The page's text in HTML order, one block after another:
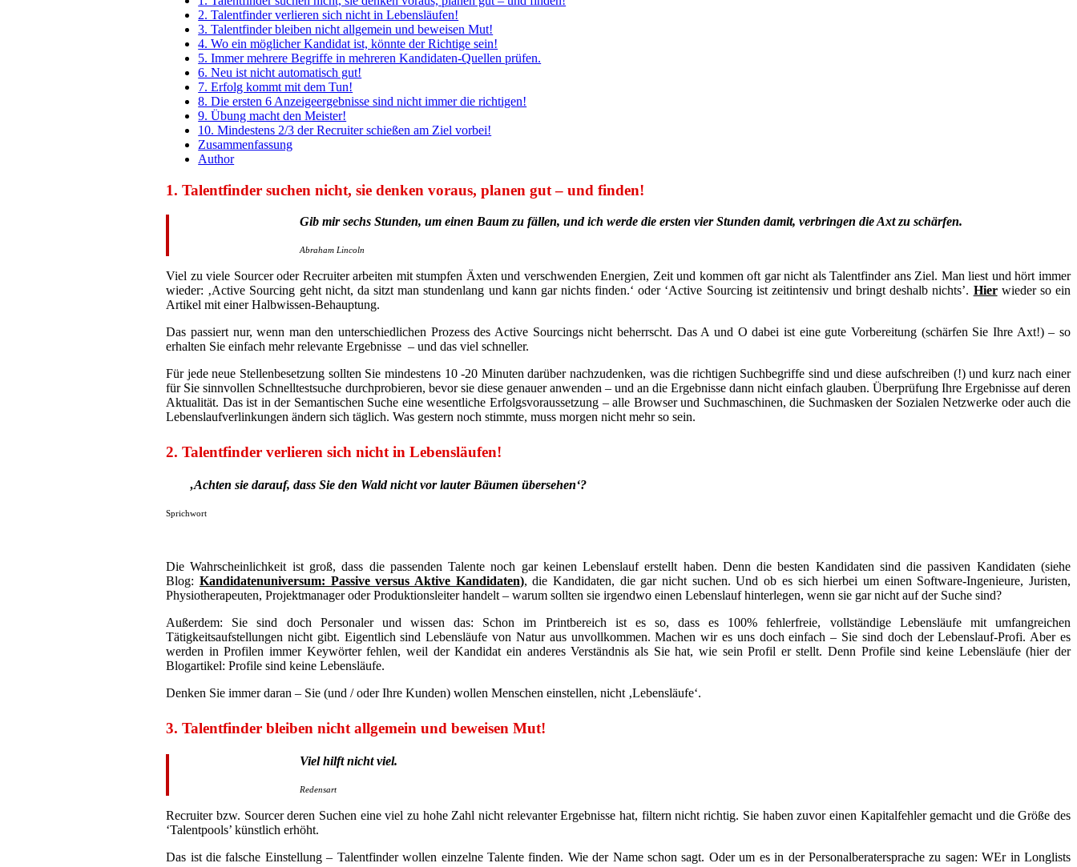
2. Talentfinder verlieren sich nicht in Lebensläufen!
3. Talentfinder bleiben nicht allgemein und beweisen Mut!
4. Wo ein möglicher Kandidat ist, könnte der Richtige sein!
5. Immer mehrere Begriffe in mehreren Kandidaten-Quellen prüfen.
6. Neu ist nicht automatisch gut!
7. Erfolg kommt mit dem Tun!
8. Die ersten 6 Anzeigeergebnisse sind nicht immer die richtigen!
9. Übung macht den Meister!
10. Mindestens 2/3 der Recruiter schießen am Ziel vorbei!
Zusammenfassung
Author
1. Talentfinder suchen nicht, sie denken voraus, planen gut – und finden!
Gib mir sechs Stunden, um einen Baum zu fällen, und ich werde die ersten vier Stunden damit, verbringen die Axt zu schärfen.
Abraham Lincoln
Viel zu viele Sourcer oder Recruiter arbeiten mit stumpfen Äxten und verschwenden Energien, Zeit und kommen oft gar nicht als Talentfinder ans Ziel. Man liest und hört immer
wieder: ‚Active Sourcing geht nicht, da sitzt man stundenlang und kann gar nichts finden.‘ oder ‘Active Sourcing ist zeitintensiv und bringt deshalb nichts’. Hierwieder so ein
Artikel mit einer Halbwissen-Behauptung.
Das passiert nur, wenn man den unterschiedlichen Prozess des Active Sourcings nicht beherrscht. Das A und O dabei ist eine gute Vorbereitung (schärfen Sie Ihre Axt!) – so
erhalten Sie einfach mehr relevante Ergebnisse – und das viel schneller.
Für jede neue Stellenbesetzung sollten Sie mindestens 10 -20 Minuten darüber nachzudenken, was die richtigen Suchbegriffe sind und diese aufschreiben (!) und kurz nach einer
für Sie sinnvollen Schnelltestsuche durchprobieren, bevor sie diese genauer anwenden – und an die Ergebnisse dann nicht einfach glauben. Überprüfung Ihre Ergebnisse auf deren
Aktualität. Das ist in der Semantischen Suche eine wesentliche Erfolgsvoraussetzung – alle Browser und Suchmaschinen, die Suchmasken der Sozialen Netzwerke oder auch die
Lebenslaufverlinkungen ändern sich täglich. Was gestern noch stimmte, muss morgen nicht mehr so sein.
2. Talentfinder verlieren sich nicht in Lebensläufen!
‚Achten sie darauf, dass Sie den Wald nicht vor lauter Bäumen übersehen‘?
Sprichwort
Die Wahrscheinlichkeit ist groß, dass die passenden Talente noch gar keinen Lebenslauf erstellt haben. Denn die besten Kandidaten sind die passiven Kandidaten (siehe
Blog: Kandidatenuniversum: Passive versus Aktive Kandidaten), die Kandidaten, die gar nicht suchen. Und ob es sich hierbei um einen Software-Ingenieure, Juristen,
Physiotherapeuten, Projektmanager oder Produktionsleiter handelt – warum sollten sie irgendwo einen Lebenslauf hinterlegen, wenn sie gar nicht auf der Suche sind?
Außerdem: Sie sind doch Personaler und wissen das: Schon im Printbereich ist es so, dass es 100% fehlerfreie, vollständige Lebensläufe mit umfangreichen
Tätigkeitsaufstellungen nicht gibt. Eigentlich sind Lebensläufe von Natur aus unvollkommen. Machen wir es uns doch einfach – Sie sind doch der Lebenslauf-Profi. Aber es
werden in Profilen immer Keywörter fehlen, weil der Kandidat ein anderes Verständnis als Sie hat, wie sein Profil er stellt. Denn Profile sind keine Lebensläufe (hier der
Blogartikel: Profile sind keine Lebensläufe.
Denken Sie immer daran – Sie (und / oder Ihre Kunden) wollen Menschen einstellen, nicht ‚Lebensläufe‘.
3. Talentfinder bleiben nicht allgemein und beweisen Mut!
Viel hilft nicht viel.
Redensart
Recruiter bzw. Sourcer deren Suchen eine viel zu hohe Zahl nicht relevanter Ergebnisse hat, filtern nicht richtig. Sie haben zuvor einen Kapitalfehler gemacht und die Größe des
‘Talentpools’ künstlich erhöht.
Das ist die falsche Einstellung – Talentfinder wollen einzelne Talente finden. Wie der Name schon sagt. Oder um es in der Personalberatersprache zu sagen: WEr in Longlists